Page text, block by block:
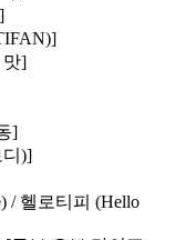
맛]
]
디)]
/ 헬로티피 (Hello